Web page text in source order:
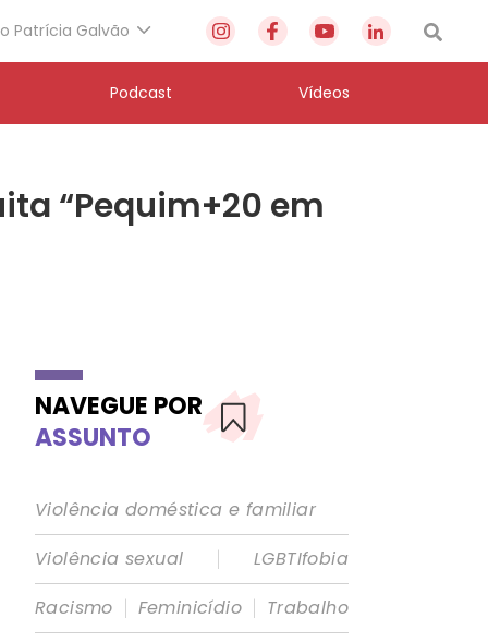
Patrícia Galvão
Podcast Vídeos
“Pequim+20 em
NAVEGUE POR
ASSUNTO
Violência doméstica e familiar
Violência sexual
|
LGBTIfobia
Racismo | Feminicídio | Trabalho